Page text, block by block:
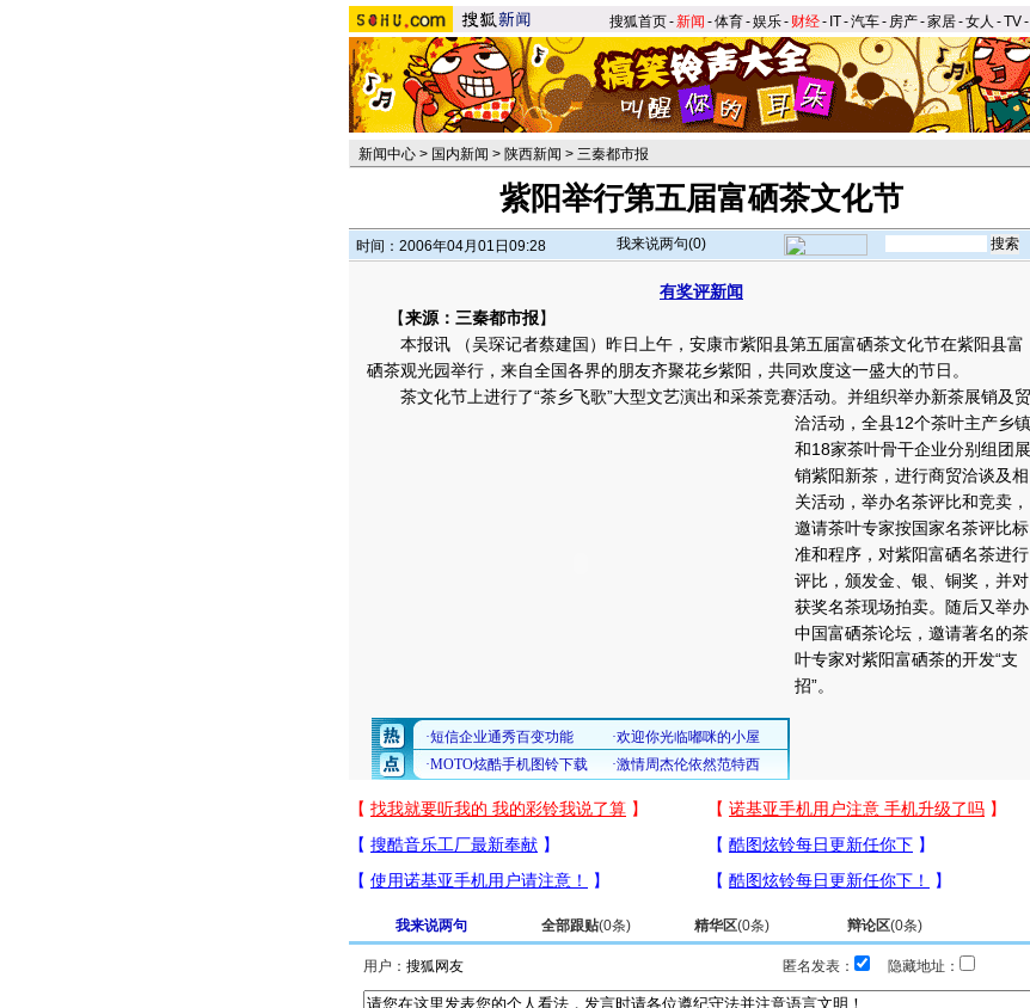
搜狐首页-新闻 -体育-娱乐- 财经- IT-汽车- 房产-家居-女人 -TV-
新闻中心 > 国内新闻 > 陕西新闻 > 三秦都市报
紫阳举行第五届富硒茶文化节
时间：2006年04月01日09:28 我来说两句(0)
有奖评新闻
【来源：三秦都市报】
本报讯 （吴琛记者蔡建国）昨日上午，安康市紫阳县第五届富硒茶文化节在紫阳县富
硒茶观光园举行，来自全国各界的朋友齐聚花乡紫阳，共同欢度这一盛大的节日。
茶文化节上进行了“茶乡飞歌”大型文艺演出和采茶竞赛活动。 并组织举办新茶展销及贸
洽活动，全县12个茶叶主产乡镇
和18家茶叶骨干企业分别组团展
销紫阳新茶，进行商贸洽谈及相
关活动，举办名茶评比和竞卖，
邀请茶叶专家按国家名茶评比标
准和程序，对紫阳富硒名茶进行
评比，颁发金、银、铜奖，并对
获奖名茶现场拍卖。随后又举办
中国富硒茶论坛，邀请著名的茶
叶专家对紫阳富硒茶的开发“支
招”。
我来说两句 全部跟贴(0条) 精华区(0条) 辩论区(0条)
用户： 匿名发表： 隐藏地址：